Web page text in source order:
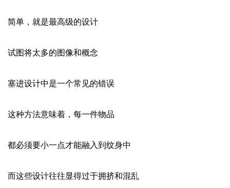
简单，就是最高级的设计
试图将太多的图像和概念
塞进设计中是一个常见的错误
这种方法意味着，每一件物品
都必须要小一点才能融入到纹身中
而这些设计往往显得过于拥挤和混乱